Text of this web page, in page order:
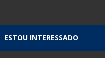
ESTOU INTERESSADO